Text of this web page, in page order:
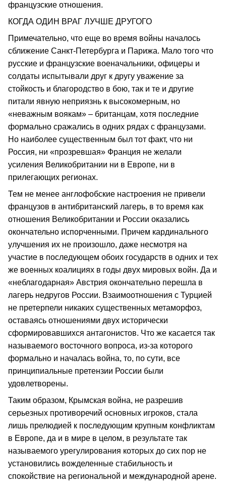
французские отношения.
КОГДА ОДИН ВРАГ ЛУЧШЕ ДРУГОГО
Примечательно, что еще во время войны началось
сближение Санкт-Петербурга и Парижа. Мало того что
русские и французские военачальники, офицеры и
солдаты испытывали друг к другу уважение за
стойкость и благородство в бою, так и те и другие
питали явную неприязнь к высокомерным, но
«неважным воякам» – британцам, хотя последние
формально сражались в одних рядах с французами.
Но наиболее существенным был тот факт, что ни
Россия, ни «прозревшая» Франция не желали
усиления Великобритании ни в Европе, ни в
прилегающих регионах.
Тем не менее англофобские настроения не привели
французов в антибританский лагерь, в то время как
отношения Великобритании и России оказались
окончательно испорченными. Причем кардинального
улучшения их не произошло, даже несмотря на
участие в последующем обоих государств в одних и тех
же военных коалициях в годы двух мировых войн. Да и
«неблагодарная» Австрия окончательно перешла в
лагерь недругов России. Взаимоотношения с Турцией
не претерпели никаких существенных метаморфоз,
оставаясь отношениями двух исторически
сформировавшихся антагонистов. Что же касается так
называемого восточного вопроса, из-за которого
формально и началась война, то, по сути, все
принципиальные претензии России были
удовлетворены.
Таким образом, Крымская война, не разрешив
серьезных противоречий основных игроков, стала
лишь прелюдией к последующим крупным конфликтам
в Европе, да и в мире в целом, в результате так
называемого урегулирования которых до сих пор не
установились вожделенные стабильность и
спокойствие на региональной и международной арене.